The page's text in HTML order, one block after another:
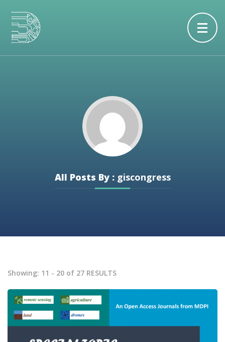
All Posts By :giscongress
Showing: 11 - 20 of 27 RESULTS